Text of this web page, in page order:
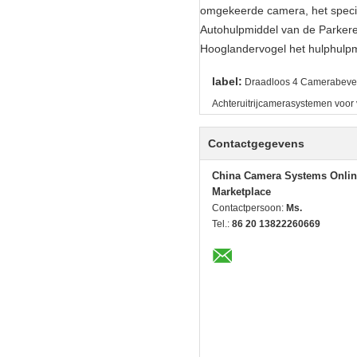
omgekeerde camera, het
Autohulpmiddel van de
Hooglandervogel het
label: Draadloos 4
Achteruitrijcamerasystemen voor
Contactgegevens
China Camera Systems
Marketplace
Contactpersoon: Ms.
Tel.: 86 20 13822260669